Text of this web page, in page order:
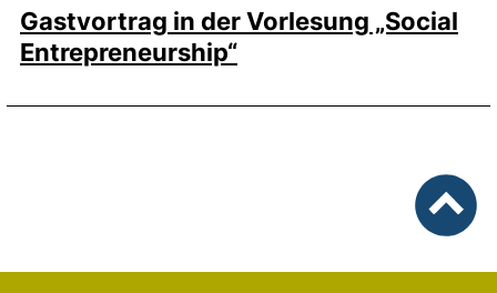
Gastvortrag in der Vorlesung „Social
Entrepreneurship“